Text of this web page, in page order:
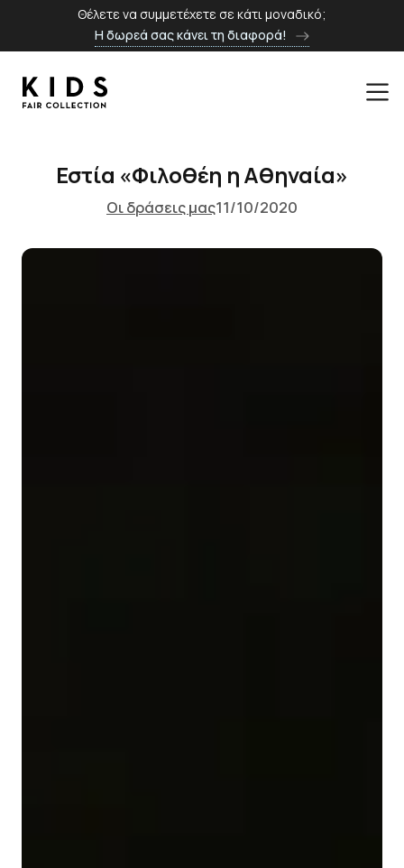
Θέλετε να συμμετέχετε σε κάτι μοναδικό;
Η δωρεά σας κάνει τη διαφορά!
Οι δράσεις μας11/10/2020
Εστία «Φιλοθέη η Αθηναία»